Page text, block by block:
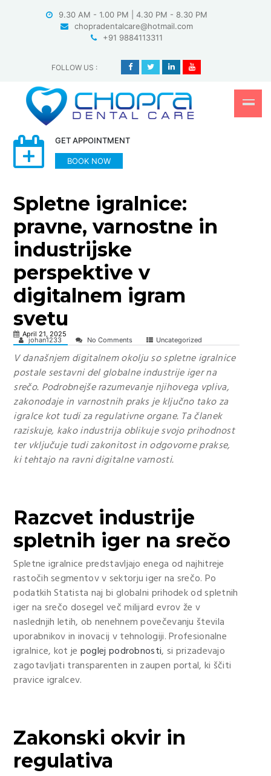
9.30 AM - 1.00 PM | 4.30 PM - 8.30 PM
chopradentalcare@hotmail.com
+91 9884113311
FOLLOW US :
GET APPOINTMENT
BOOK NOW
Spletne igralnice:
pravne, varnostne in
industrijske
perspektive v
digitalnem igram
svetu
April 21, 2025
johan1233 No Comments Uncategorized
V današnjem digitalnem okolju so spletne igralnice
postale sestavni del globalne industrije iger na
srečo. Podrobnejše razumevanje njihovega vpliva,
zakonodaje in varnostnih praks je ključno tako za
igralce kot tudi za regulativne organe. Ta članek
raziskuje, kako industrija oblikuje svojo prihodnost
ter vključuje tudi zakonitost in odgovorne prakse,
ki tehtajo na ravni digitalne varnosti.
Razcvet industrije
spletnih iger na srečo
Spletne igralnice predstavljajo enega od najhitreje
rastočih segmentov v sektorju iger na srečo. Po
podatkih Statista naj bi globalni prihodek od spletnih
iger na srečo dosegel več milijard evrov že v
naslednjih letih, ob nenehnem povečevanju števila
uporabnikov in inovacij v tehnologiji. Profesionalne
igralnice, kot je poglej podrobnosti, si prizadevajo
zagotavljati transparenten in zaupen portal, ki ščiti
pravice igralcev.
Zakonski okvir in
regulativa